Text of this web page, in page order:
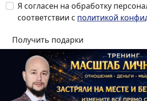
Я согласен на обработку
соответствии с политикой